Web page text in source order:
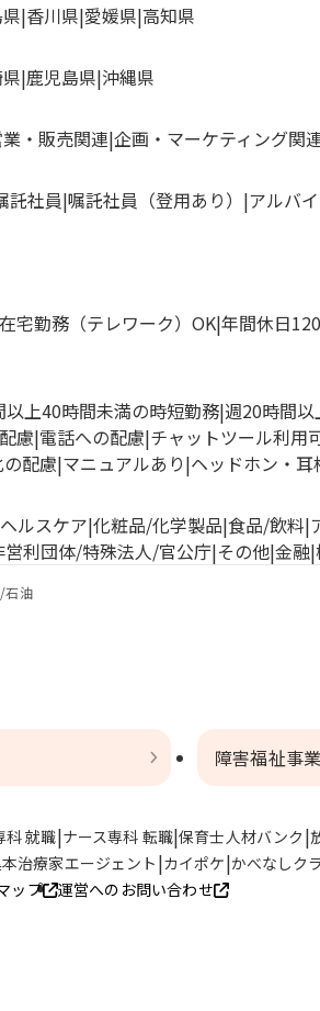
香川県 愛媛県 高知県
鹿児島県 沖縄県
業・販売関連 企画・マーケティング関
託社員 嘱託社員（登用あり） アルバ
在宅勤務（テレワーク）OK 年間休日
以上40時間未満の時短勤務 週20時間
慮 電話への配慮 チャットツール利用
配慮 マニュアルあり ヘッドホン・耳
ルスケア 化粧品/化学製品 食品/飲料
利団体/特殊法人/官公庁 その他 金融
石油
障害福祉事
科 就職 ナース専科 転職 保育士人材バンク
治療家エージェント カイポケ かべなしク
ップ 運営へのお問い合わせ